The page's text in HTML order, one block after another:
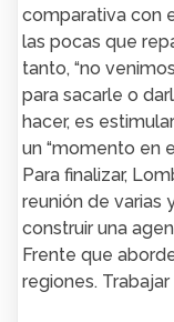
comparativa con
las pocas que
tanto, “no
para sacarle o
hacer, es
un “momento en
Para finalizar,
reunión de varias
construir una
Frente que
regiones.